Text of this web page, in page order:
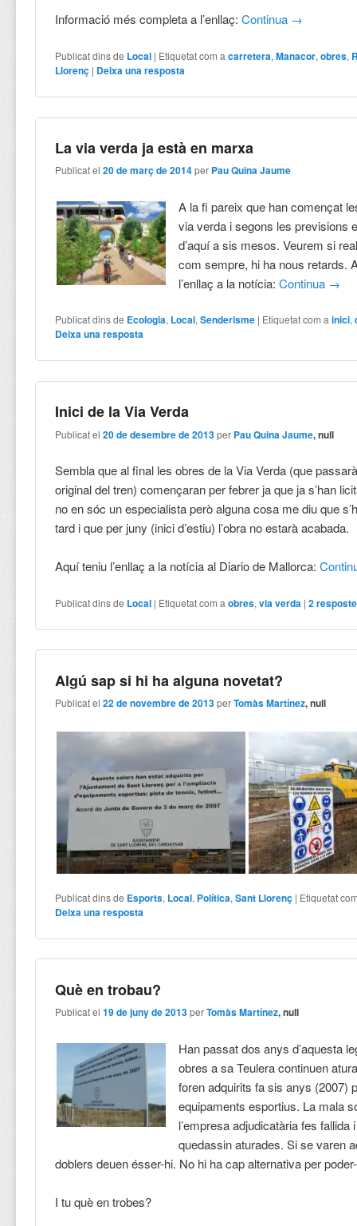
Informació més completa a l’enllaç:Continua →
Publicat dins de Local | Etiquetat com a carretera,Manacor,obres,
Llorenç | Deixa una resposta
La via verda ja està en marxa
Publicat el20 de març de 2014 per Pau Quina Jaume
A la fi pareix que han començat
via verda i segons les previsions
d’aquí a sis mesos. Veurem si
com sempre, hi ha nous retards.
l’enllaç a la notícia:Continua →
Publicat dins de Ecologia, Local,Senderisme | Etiquetat com a inici,
Deixa una resposta
Inici de la Via Verda
Publicat el20 de desembre de 2013 per Pau Quina Jaume, null
Sembla que al final les obres de la Via Verda (que
original del tren) començaran per febrer ja que ja s’han
no en sóc un especialista però alguna cosa me diu que
tard i que per juny (inici d’estiu) l’obra no estarà acabada.
Aquí teniu l’enllaç a la notícia al Diario de Mallorca:
Publicat dins de Local | Etiquetat com a obres,via verda |2
Algú sap si hi ha alguna novetat?
Publicat el22 de novembre de 2013 perTomàs Martínez, null
Publicat dins de Esports, Local, Política,Sant Llorenç | Etiquetat
Deixa una resposta
Què en trobau?
Publicat el19 de juny de 2013 perTomàs Martínez, null
Han passat dos anys d’aquesta
obres a sa Teulera continuen
foren adquirits fa sis anys (2007)
equipaments esportius. La mala
l’empresa adjudicatària fes fallida
quedassin aturades. Si se varen
doblers deuen ésser-hi. No hi ha cap alternativa per
I tu què en trobes?